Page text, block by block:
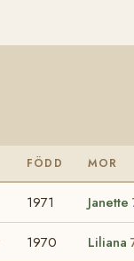
FÖDD MOR
1971 Janette
1970 Liliana